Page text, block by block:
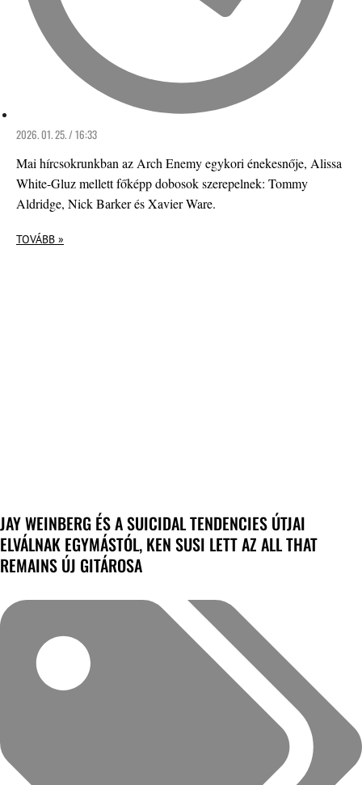
2026. 01. 25. / 16:33
Mai hírcsokrunkban az Arch Enemy egykori énekesnője, Alissa
White-Gluz mellett főképp dobosok szerepelnek: Tommy
Aldridge, Nick Barker és Xavier Ware.
TOVÁBB »
JAY WEINBERG ÉS A SUICIDAL TENDENCIES ÚTJAI
ELVÁLNAK EGYMÁSTÓL, KEN SUSI LETT AZ ALL THAT
REMAINS ÚJ GITÁROSA